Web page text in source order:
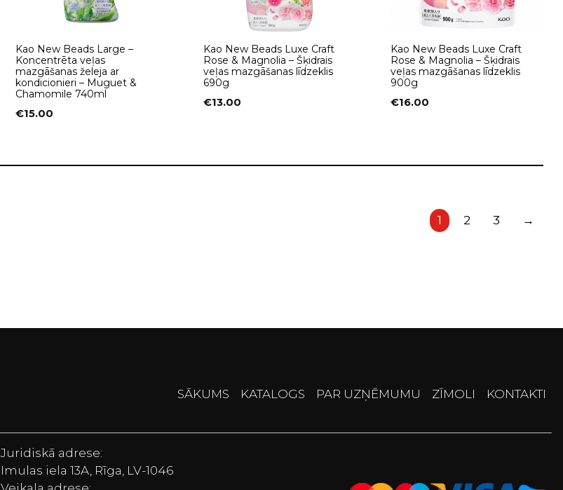
Kao New Beads Large –
Koncentrēta veļas
mazgāšanas želeja ar
kondicionieri – Muguet &
Chamomile 740ml
€15.00
Kao New Beads Luxe Craft
Rose & Magnolia – Šķidrais
veļas mazgāšanas līdzeklis
690g
€13.00
Kao New Beads Luxe Craft
Rose & Magnolia – Šķidrais
veļas mazgāšanas līdzeklis
900g
€16.00
1 2 3 →
SĀKUMS KATALOGS PAR UZŅĒMUMU ZĪMOLI KONTAKTI
Juridiskā adrese:
Imulas iela 13A, Rīga, LV-1046